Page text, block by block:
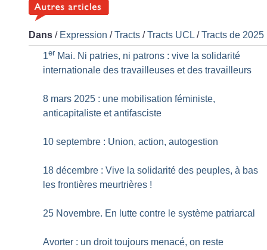
Dans / Expression /Tracts /Tracts UCL /Tracts de 2025
1er Mai. Ni patries, ni patrons : vive la solidarité
internationale des travailleuses et des travailleurs
8 mars 2025 : une mobilisation féministe,
anticapitaliste et antifasciste
10 septembre : Union, action, autogestion
18 décembre : Vive la solidarité des peuples, à bas
les frontières meurtrières !
25 Novembre. En lutte contre le système patriarcal
Avorter : un droit toujours menacé, on reste